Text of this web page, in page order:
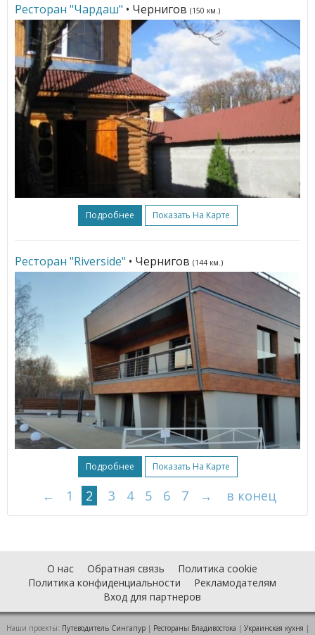
Ресторан "Чардаш" • Чернигов (150 км.)
Подробнее Показать На Карте
Ресторан "Riverside" • Чернигов (144 км.)
Подробнее Показать На Карте
← 1 2 3 4 5 6 7 → в конец
О нас Обратная связь
Политика cookie
Политика конфиденциальности
Рекламодателям
Вход для партнеров
Наши проекты: Путеводитель Сингапур| Рестораны Владивостока | Украинская кухня |